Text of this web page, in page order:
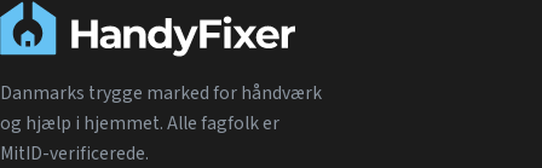
Danmarks trygge marked for håndværk
og hjælp i hjemmet. Alle fagfolk er
MitID-verificerede.